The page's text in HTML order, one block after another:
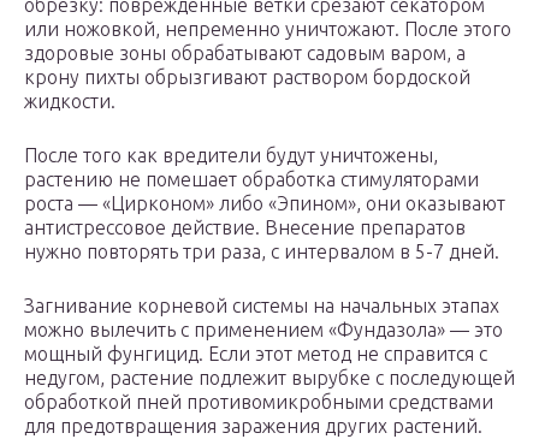
обрезку: поврежденные ветки срезают секатором
или ножовкой, непременно уничтожают. После этого
здоровые зоны обрабатывают садовым варом, а
крону пихты обрызгивают раствором бордоской
жидкости.
После того как вредители будут уничтожены,
растению не помешает обработка стимуляторами
роста — «Цирконом» либо «Эпином», они оказывают
антистрессовое действие. Внесение препаратов
нужно повторять три раза, с интервалом в 5-7 дней.
Загнивание корневой системы на начальных этапах
можно вылечить с применением «Фундазола» — это
мощный фунгицид. Если этот метод не справится с
недугом, растение подлежит вырубке с последующей
обработкой пней противомикробными средствами
для предотвращения заражения других растений.